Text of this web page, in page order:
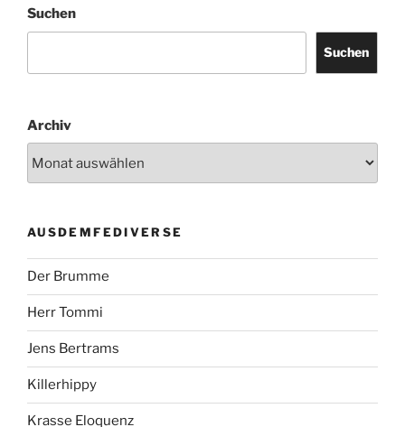
Suchen
Suchen
Archiv
AUSDEMFEDIVERSE
Der Brumme
Herr Tommi
Jens Bertrams
Killerhippy
Krasse Eloquenz